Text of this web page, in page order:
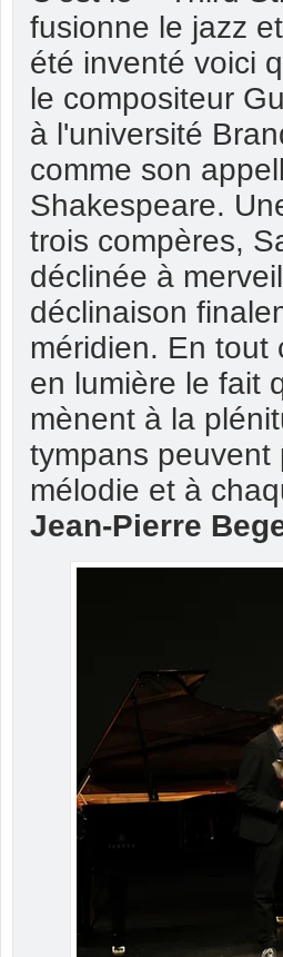
fusionne le jazz
été inventé voici
le compositeur
à l'université
comme son
Shakespeare.
trois compères,
déclinée à
déclinaison
méridien. En tout
en lumière le fait
mènent à la
tympans
mélodie et à
Jean-Pierre